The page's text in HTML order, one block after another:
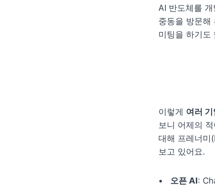
AI 반도체를
중동을 방문해
미팅을 하기도
이렇게 여러
보니 어제의
대해 프레너미
보고 있어요.
오픈 AI: